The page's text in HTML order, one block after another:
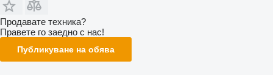
Продавате техника?
Правете го заедно с нас!
Публикуване на обява